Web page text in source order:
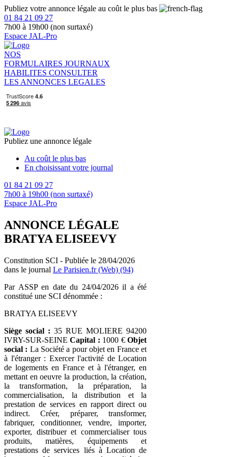
Publiez votre annonce légale au coût le plus bas
01 84 21 09 27
7h00 à 19h00 (non surtaxé)
Espace JAL-Pro
NOS
FORMULAIRES JOURNAUX
HABILITES CONSULTER
LES ANNONCES LEGALES
Publiez une annonce légale
Au coût le plus bas
En choisissant votre journal
01 84 21 09 27
7h00 à 19h00 (non surtaxé)
Espace JAL-Pro
ANNONCE LÉGALE
BRATYA ELISEEVY
Constitution SCI - Publiée le 28/04/2026
dans le journal Le Parisien.fr (Web) (94)
Par ASSP en date du 24/04/2026 il a été
constitué une SCI dénommée :
BRATYA ELISEEVY
Siège social : 35 RUE MOLIERE 94200
IVRY-SUR-SEINECapital : 1000 €Objet
social : La Société a pour objet en France et
à l'étranger : Exercer l'activité de Location
de logements en France et à l'étranger, en
mettant en oeuvre la production, la création,
la transformation, la préparation, la
commercialisation, la distribution et la
prestation de services en rapport direct ou
indirect. Créer, préparer, transformer,
fabriquer, conditionner, vendre, importer,
exporter, distribuer et commercialiser tous
produits, matières, équipements et
prestations de services liés à Location de